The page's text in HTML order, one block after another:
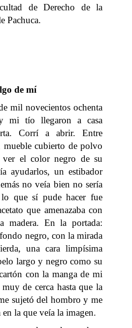
de Derecho de la
Pachuca.
de mí
mil novecientos ochenta
mi tío llegaron a casa
Corrí a abrir. Entre
mueble cubierto de polvo
ver el color negro de su
ayudarlos, un estibador
no veía bien no sería
que sí pude hacer fue
que amenazaba con
madera. En la portada:
negro, con la mirada
una cara limpísima
largo y negro como su
con la manga de mi
de cerca hasta que la
sujetó del hombro y me
la que veía la imagen.